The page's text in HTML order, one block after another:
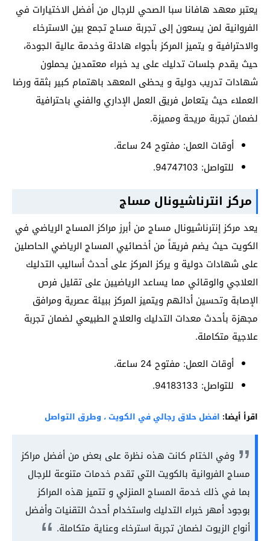
يعتبر معهد هافانا سبا الصحي للرجال من أفضل الاختيارات في
الفروانية لمن يسعون إلى تجربة مساج تجمع بين الاسترخاء
والاحترافية و يتميز المركز بأجواء هادئة وخدمة عالية الجودة،
حيث يقدم جلسات تدليك على يد خبراء معتمدين يحملون
شهادات تدريب دولية و يحظى المعهد باهتمام كبير بثقة ورضا
العملاء حيث يتعامل فريق العمل الإداري والفني باحترافية
لضمان تجربة مريحة ومميزة.
أوقات العمل: مفتوح 24 ساعة.
للتواصل: 94747103.
مركز انترناشيونال مساج
يعد مركز إنترناشيونال مساج من أبرز مراكز المساج الرياضي في
الكويت حيث يضم فريقاً من أخصائيي المساج الرياضي الحاصلين
على شهادات دولية و يركز المركز على أحدث أساليب التدليك
العلاجي والوقائي مما يساعد الرياضيين على تقليل فرص
الإصابة وتحسين أدائهم ويتميز المركز ببيئة عصرية ومرافق
مجهزة بأحدث معدات التدليك والعلاج الطبيعي لضمان تجربة
علاجية متكاملة.
أوقات العمل: مفتوح 24 ساعة.
للتواصل: 94183133.
اقرأ أيضا: افضل حلاق رجالي في الكويت ، وطرق التواصل
وفي الختام كانت هذه نظرة على بعض من أفضل مراكز
مساج الفروانية بالكويت التي تقدم خدمات متنوعة للرجال
بما في ذلك خدمة المساج المنزلي و تتميز هذه المراكز
بوجود أمهر خبراء التدليك واستخدام أحدث التقنيات وأفضل
أنواع الزيوت لضمان تجربة استرخاء وعناية متكاملة.